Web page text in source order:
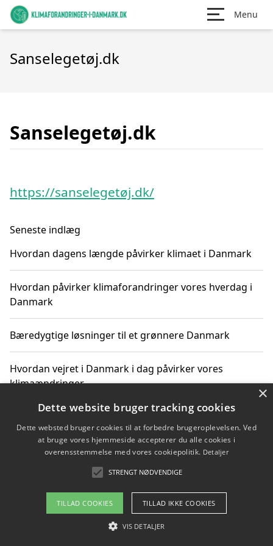
Menu
Sanselegetøj.dk
Sanselegetøj.dk
https://sanselegetøj.dk/
Seneste indlæg
Hvordan dagens længde påvirker klimaet i Danmark
Hvordan påvirker klimaforandringer vores hverdag i
Danmark
Bæredygtige løsninger til et grønnere Danmark
Hvordan vejret i Danmark i dag påvirker vores
klimaændringer
Hvordan klimaændringer påvirker danske unges
gaveønsker
Om / kontakt
Blog Betingelser
×
Dette website bruger tracking cookies
Dette websted bruger cookies til at forbedre brugeroplevelsen. Ved
at bruge vores hjemmeside accepterer du alle cookies i
overensstemmelse med vores cookiepolitik. Detaljer
STRENGT NØDVENDIGE
TILLAD COOKIES TILLAD IKKE COOKIES
VIS DETALJER